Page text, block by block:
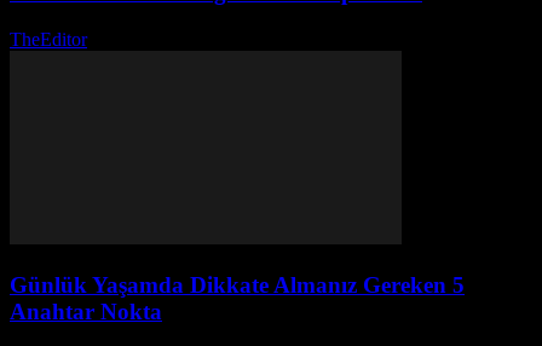
TheEditor-
Günlük Yaşamda Dikkate Almanız Gereken 5
Anahtar Nokta